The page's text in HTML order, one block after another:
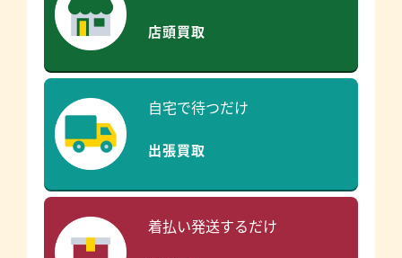
店頭買取
自宅で待つだけ
出張買取
着払い発送するだけ